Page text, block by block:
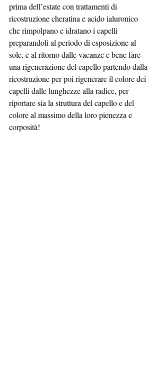
prima dell’estate con trattamenti di
ricostruzione cheratina e acido ialuronico
che rimpolpano e idratano i capelli
preparandoli al periodo di esposizione al
sole, e al ritorno dalle vacanze e bene fare
una rigenerazione del capello partendo dalla
ricostruzione per poi rigenerare il colore dei
capelli dalle lunghezze alla radice, per
riportare sia la struttura del capello e del
colore al massimo della loro pienezza e
corposità!